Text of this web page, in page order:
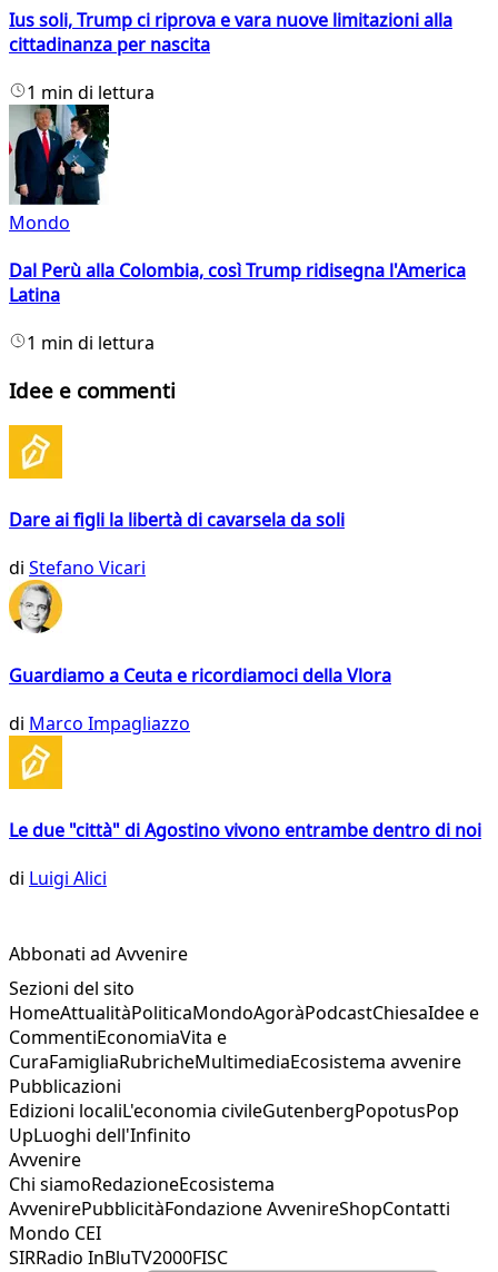
Ius soli, Trump ci riprova e vara nuove limitazioni alla
cittadinanza per nascita
1 min di lettura
Mondo
Dal Perù alla Colombia, così Trump ridisegna l'America
Latina
1 min di lettura
Idee e commenti
Dare ai figli la libertà di cavarsela da soli
di Stefano Vicari
Guardiamo a Ceuta e ricordiamoci della Vlora
di Marco Impagliazzo
Le due "città" di Agostino vivono entrambe dentro di noi
di Luigi Alici
Abbonati ad Avvenire
Sezioni del sito
HomeAttualitàPoliticaMondoAgoràPodcastChiesaIdee e
CommentiEconomiaVita e
CuraFamigliaRubricheMultimediaEcosistema avvenire
Pubblicazioni
Edizioni localiL'economia civileGutenbergPopotusPop
UpLuoghi dell'Infinito
Avvenire
Chi siamoRedazioneEcosistema
AvvenirePubblicitàFondazione AvvenireShopContatti
Mondo CEI
SIRRadio InBluTV2000FISC